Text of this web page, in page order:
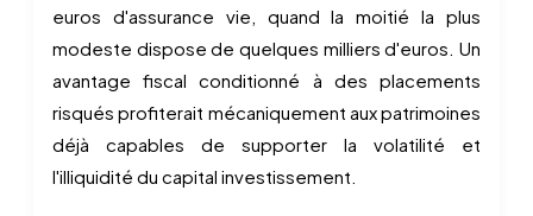
euros d'assurance vie, quand la moitié la plus
modeste dispose de quelques milliers d'euros. Un
avantage fiscal conditionné à des placements
risqués profiterait mécaniquement aux patrimoines
déjà capables de supporter la volatilité et
l'illiquidité du capital investissement.